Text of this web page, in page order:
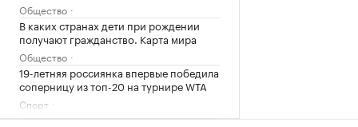
Общество
В каких странах дети при рождении
получают гражданство. Карта мира
Общество
19-летняя россиянка впервые победила
соперницу из топ-20 на турнире WTA
Спорт
Пентагон показал 16 новых записей с